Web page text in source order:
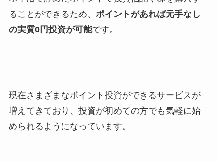
ることができるため、 ポイントがあれば元手なし
の実質0円投資が可能です。
現在さまざまなポイント投資ができるサービスが
増えてきており、投資が初めての方でも気軽に始
められるようになっています。